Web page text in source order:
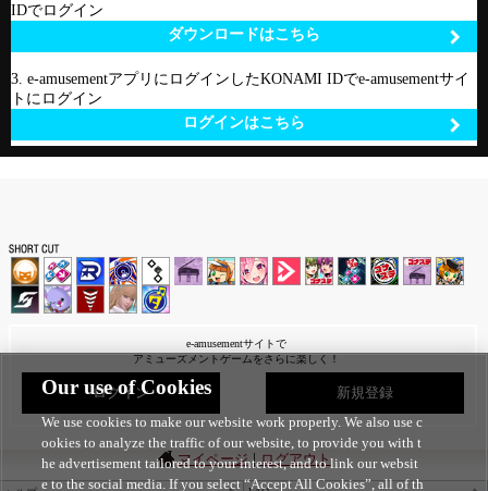
IDでログイン
ダウンロードはこちら
3. e-amusementアプリにログインしたKONAMI IDでe-amusementサイ
トにログイン
ログインはこちら
e-amusementサイトで
アミューズメントゲームをさらに楽しく！
ログイン 新規登録
マイページ|ログアウト
Our use of Cookies
We use cookies to make our website work properly. We also use c
ookies to analyze the traffic of our website, to provide you with t
he advertisement tailored to your interest, and to link our websit
e to the social media. If you select “Accept All Cookies”, all of th